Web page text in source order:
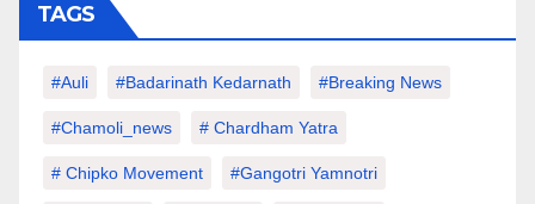
TAGS
#auli #Badarinath Kedarnath #Breaking News
#chamoli_news # Chardham Yatra
# Chipko Movement #Gangotri Yamnotri